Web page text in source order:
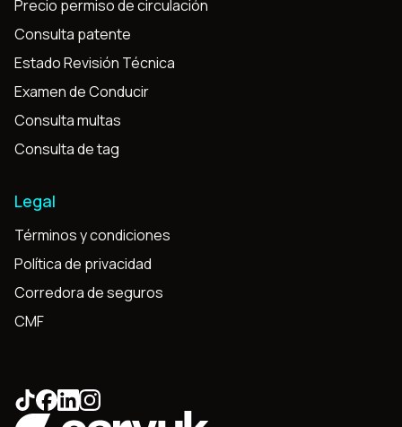
Precio permiso de circulación
Consulta patente
Estado Revisión Técnica
Examen de Conducir
Consulta multas
Consulta de tag
Legal
Términos y condiciones
Política de privacidad
Corredora de seguros
CMF